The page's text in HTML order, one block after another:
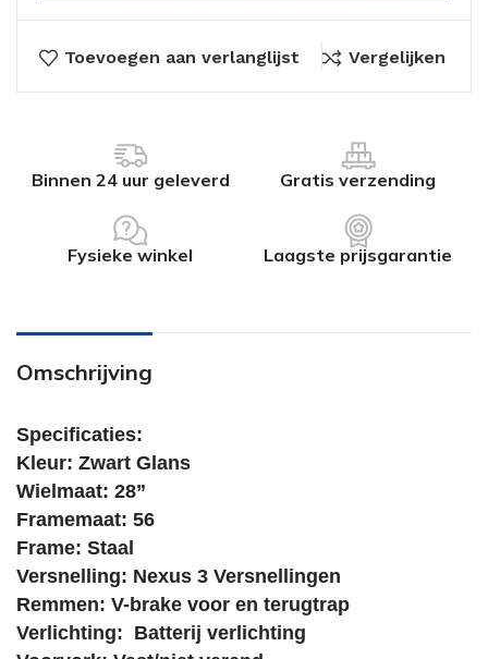
Toevoegen aan verlanglijst Vergelijken
Binnen 24 uur geleverd Gratis verzending
Fysieke winkel Laagste prijsgarantie
Omschrijving
Specificaties:
Kleur: Zwart Glans
Wielmaat: 28”
Framemaat: 56
Frame: Staal
Versnelling: Nexus 3 Versnellingen
Remmen: V-brake voor en terugtrap
Verlichting: Batterij verlichting